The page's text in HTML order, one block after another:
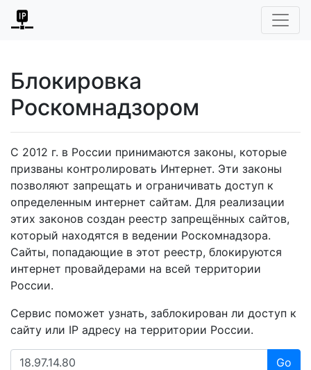
Блокировка
Роскомнадзором
С 2012 г. в России принимаются законы, которые
призваны контролировать Интернет. Эти законы
позволяют запрещать и ограничивать доступ к
определенным интернет сайтам. Для реализации
этих законов создан реестр запрещённых сайтов,
который находятся в ведении Роскомнадзора.
Сайты, попадающие в этот реестр, блокируются
интернет провайдерами на всей территории
России.
Сервис поможет узнать, заблокирован ли доступ к
сайту или IP адресу на территории России.
Go